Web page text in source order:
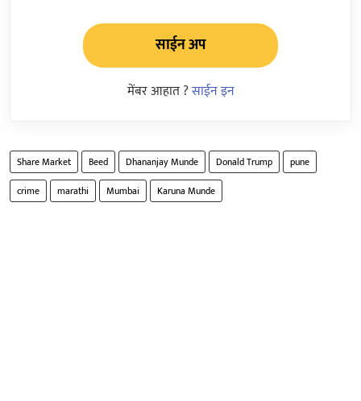
साईन अप
मेंबर आहात ?साईन इन
Share Market Beed Dhananjay Munde Donald Trump
pune
crime
marathi Mumbai Karuna Munde